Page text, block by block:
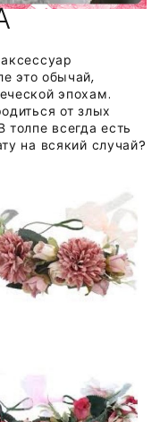
это обычай,
эпохам.
от злых
всегда есть
на всякий случай?